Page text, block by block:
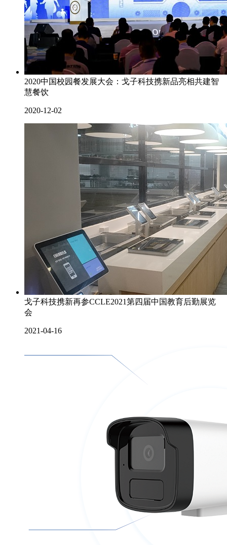
2020中国校园餐发展大会：戈子科技携新品亮相共建智
慧餐饮
2020-12-02
戈子科技携新再参CCLE2021第四届中国教育后勤展览
会
2021-04-16